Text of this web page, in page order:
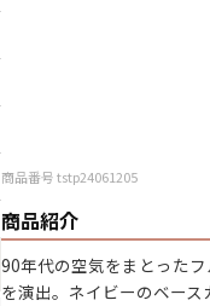
商品番号 tstp24061205
商品紹介
90年代の空気をまとった
を演出。ネイビーのベース